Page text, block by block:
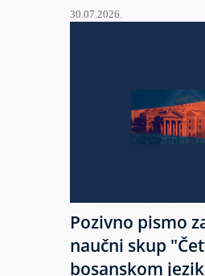
30.07.2026.
Pozivno pismo
naučni skup
bosanskom